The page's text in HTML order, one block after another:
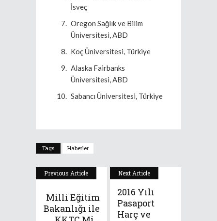
İsveç
Oregon Sağlık ve Bilim
Üniversitesi, ABD
Koç Üniversitesi, Türkiye
Alaska Fairbanks
Üniversitesi, ABD
Sabancı Üniversitesi, Türkiye
Tags Haberler
Previous Article
Milli Eğitim
Bakanlığı ile
Next Article
2016 Yılı
Pasaport
Harç ve